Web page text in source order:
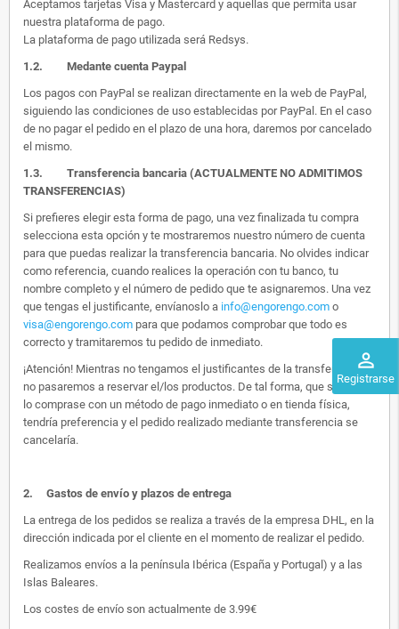
perm_identity
Registrarse
Aceptamos tarjetas Visa y Mastercard y aquellas que permita usar
nuestra plataforma de pago.
La plataforma de pago utilizada será Redsys.
1.2. Medante cuenta Paypal
Los pagos con PayPal se realizan directamente en la web de PayPal,
siguiendo las condiciones de uso establecidas por PayPal. En el caso
de no pagar el pedido en el plazo de una hora, daremos por cancelado
el mismo.
1.3. Transferencia bancaria (ACTUALMENTE NO ADMITIMOS
TRANSFERENCIAS)
Si prefieres elegir esta forma de pago, una vez finalizada tu compra
selecciona esta opción y te mostraremos nuestro número de cuenta
para que puedas realizar la transferencia bancaria. No olvides indicar
como referencia, cuando realices la operación con tu banco, tu
nombre completo y el número de pedido que te asignaremos. Una vez
que tengas el justificante, envíanoslo a info@engorengo.com o
visa@engorengo.com para que podamos comprobar que todo es
correcto y tramitaremos tu pedido de inmediato.
¡Atención! Mientras no tengamos el justificantes de la transferencia,
no pasaremos a reservar el/los productos. De tal forma, que si alguien
lo comprase con un método de pago inmediato o en tienda física,
tendría preferencia y el pedido realizado mediante transferencia se
cancelaría.
2. Gastos de envío y plazos de entrega
La entrega de los pedidos se realiza a través de la empresa DHL, en la
dirección indicada por el cliente en el momento de realizar el pedido.
Realizamos envíos a la península Ibérica (España y Portugal) y a las
Islas Baleares.
Los costes de envío son actualmente de 3.99€